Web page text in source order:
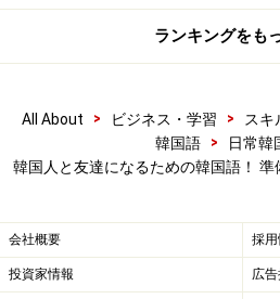
外国の人が自国に来てくれると
すよね。なぜ韓国に興味を持
に、「○○ 좋아해요.（○○ チョ
と、単純に韓国の何が好きかな
저는 대장금을 좋아해요.
ランキングをも
All About > ビジネス・学習 > スキ
韓国語
> 日常韓
韓国人と友達になるための韓国語！
会社概要 採用
投資家情報 広